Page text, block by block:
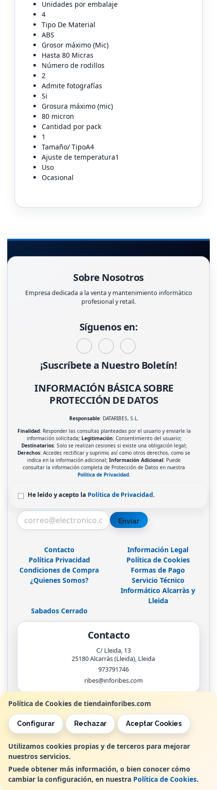
Unidades por embalaje
4
Tipo De Material
ABS
Grosor máximo (Mic)
Hasta 80 Micras
Número de rodillos
2
Admite fotografías
Si
Grosura máximo (mic)
80 micron
Cantidad por pack
1
Tamaño/ TipoA4
Ajuste de temperatura1
Uso
Ocasional
Política de Cookies de tiendainforibes.com
Configurar Rechazar Aceptar Cookies
Utilizamos cookies propias y de terceros para mejorar
nuestros servicios.
Puede obtener más información, o bien conocer cómo
cambiar la configuración, en nuestra Política de Cookies.
Sobre Nosotros
Empresa dedicada a la venta y mantenimiento informàtico
profesional y retail.
Síguenos en:
¡Suscríbete a Nuestro Boletín!
INFORMACIÓN BÁSICA SOBRE
PROTECCIÓN DE DATOS
Responsable: DATARIBES, S.L.
Finalidad: Responder las consultas planteadas por el usuario y enviarle la
información solicitada; Legitimación: Consentimiento del usuario;
Destinatarios: Solo se realizan cesiones si existe una obligación legal;
Derechos: Acceder, rectificar y suprimir, así como otros derechos, como se
indica en la información adicional;Información Adicional: Puede
consultar la información completa de Protección de Datos en nuestra
Política de Privacidad
He leído y acepto la Política de Privacidad.
Enviar
Contacto
Información Legal
Política Privacidad
Política de Cookies
Condiciones de Compra
Formas de Pago
¿Quienes Somos?
Servicio Técnico
Informático Alcarràs y
Lleida
Sabados Cerrado
Contacto
C/ Lleida, 13
25180Alcarràs (Lleida), Lleida
973791746
ribes@inforibes.com
Horario
de 9:00am - 13:30am / 17:00pm - 20:00pm
, , , , España. - C.I.F.: B25362799 - Tfno: